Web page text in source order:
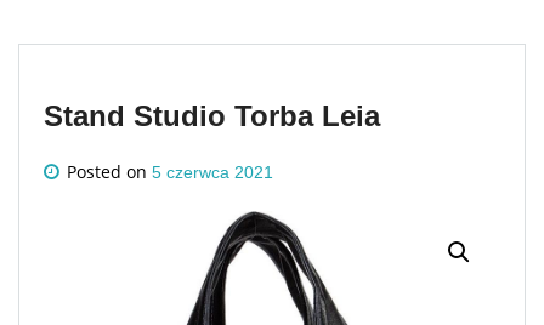
Stand Studio Torba Leia
Posted on 5 czerwca 2021